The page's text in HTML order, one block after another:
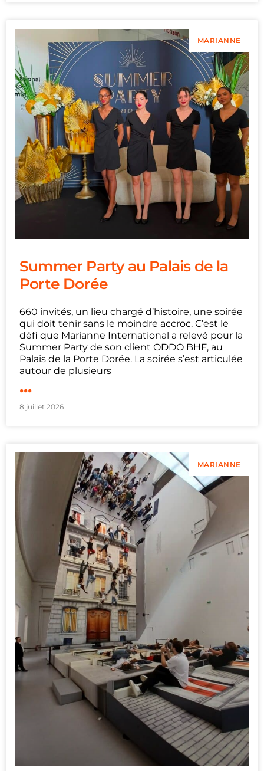
MARIANNE
Summer Party au Palais de la
Porte Dorée
660 invités, un lieu chargé d’histoire, une soirée
qui doit tenir sans le moindre accroc. C’est le
défi que Marianne International a relevé pour la
Summer Party de son client ODDO BHF, au
Palais de la Porte Dorée. La soirée s’est articulée
autour de plusieurs
...
8 juillet 2026
MARIANNE